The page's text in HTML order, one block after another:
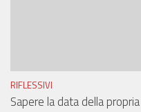
RIFLESSIVI
Sapere la data della